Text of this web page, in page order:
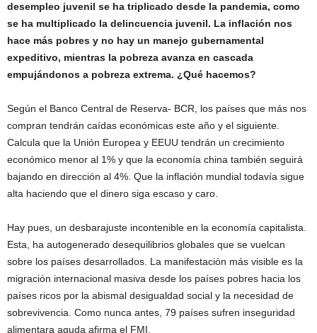
desempleo juvenil se ha triplicado desde la pandemia, como
se ha multiplicado la delincuencia juvenil. La inflación nos
hace más pobres y no hay un manejo gubernamental
expeditivo, mientras la pobreza avanza en cascada
empujándonos a pobreza extrema. ¿Qué hacemos?
Según el Banco Central de Reserva- BCR, los países que más nos
compran tendrán caídas económicas este año y el siguiente.
Calcula que la Unión Europea y EEUU tendrán un crecimiento
económico menor al 1% y que la economía china también seguirá
bajando en dirección al 4%. Que la inflación mundial todavía sigue
alta haciendo que el dinero siga escaso y caro.
Hay pues, un desbarajuste incontenible en la economía capitalista.
Esta, ha autogenerado desequilibrios globales que se vuelcan
sobre los países desarrollados. La manifestación más visible es la
migración internacional masiva desde los países pobres hacia los
países ricos por la abismal desigualdad social y la necesidad de
sobrevivencia. Como nunca antes, 79 países sufren inseguridad
alimentara aguda afirma el FMI.